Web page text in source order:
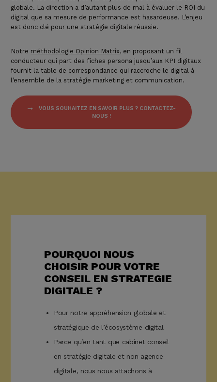
globale. La direction a d’autant plus de mal à évaluer le ROI du
digital que sa mesure de performance est hasardeuse. L’enjeu
est donc clé pour une stratégie digitale réussie.
Notre méthodologie Opinion Matrix, en proposant un fil
conducteur qui part des fiches persona jusqu’aux KPI digitaux
fournit la table de correspondance qui raccroche le digital à
l’ensemble de la stratégie marketing et communication.
VOUS SOUHAITEZ EN SAVOIR PLUS ? CONTACTEZ-
NOUS !
POURQUOI NOUS
CHOISIR POUR VOTRE
CONSEIL EN STRATEGIE
DIGITALE ?
Pour notre appréhension globale et
stratégique de l’écosystème digital
Parce qu’en tant que cabinet conseil
en stratégie digitale et non agence
digitale, nous nous attachons à